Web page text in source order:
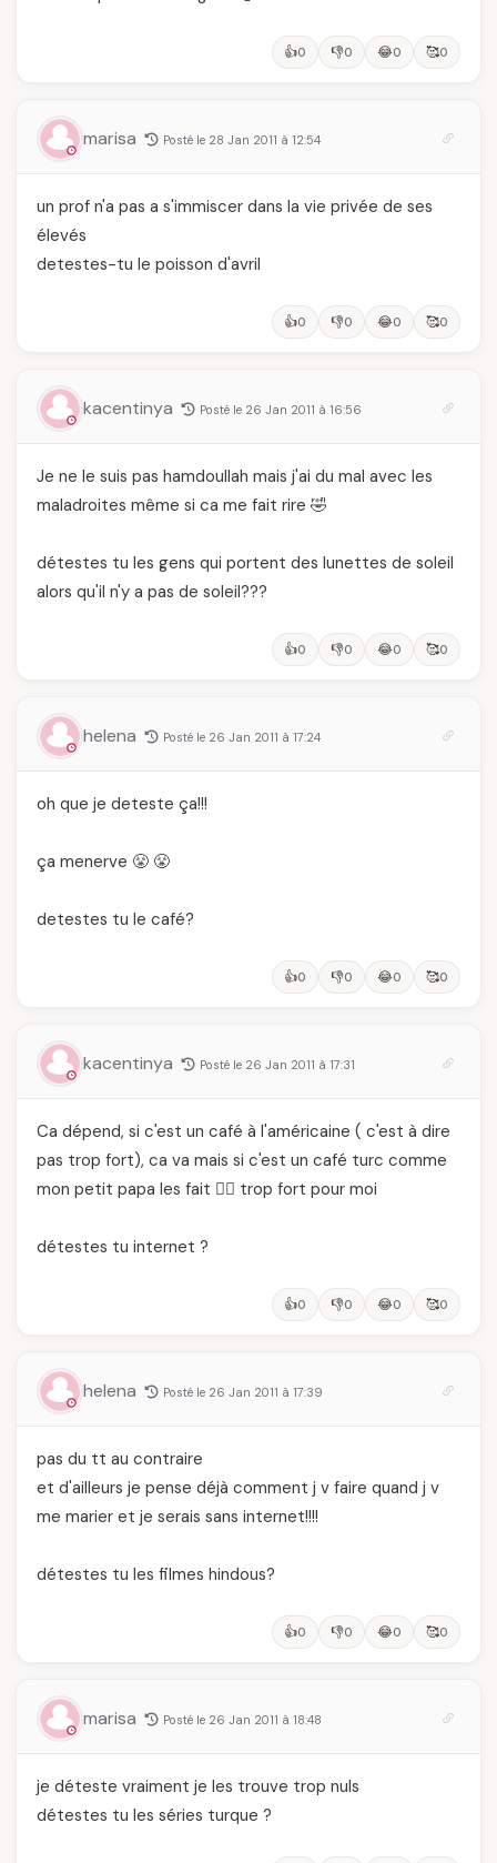
👍0 👎0 😂0 🥰0
marisa Posté le 28 Jan 2011 à 12:54
un prof n'a pas a s'immiscer dans la vie privée de ses
élevés
detestes-tu le poisson d'avril
👍0 👎0 😂0 🥰0
kacentinya Posté le 26 Jan 2011 à 16:56
Je ne le suis pas hamdoullah mais j'ai du mal avec les
maladroites même si ca me fait rire 🤣
détestes tu les gens qui portent des lunettes de soleil
alors qu'il n'y a pas de soleil???
👍0 👎0 😂0 🥰0
helena Posté le 26 Jan 2011 à 17:24
oh que je deteste ça!!!
ça menerve 😤 😤
detestes tu le café?
👍0 👎0 😂0 🥰0
kacentinya Posté le 26 Jan 2011 à 17:31
Ca dépend, si c'est un café à l'américaine ( c'est à dire
pas trop fort), ca va mais si c'est un café turc comme
mon petit papa les fait 🙅‍♂️ trop fort pour moi
détestes tu internet ?
👍0 👎0 😂0 🥰0
helena Posté le 26 Jan 2011 à 17:39
pas du tt au contraire
et d'ailleurs je pense déjà comment j v faire quand j v
me marier et je serais sans internet!!!!
détestes tu les filmes hindous?
👍0 👎0 😂0 🥰0
marisa Posté le 26 Jan 2011 à 18:48
je déteste vraiment je les trouve trop nuls
détestes tu les séries turque ?